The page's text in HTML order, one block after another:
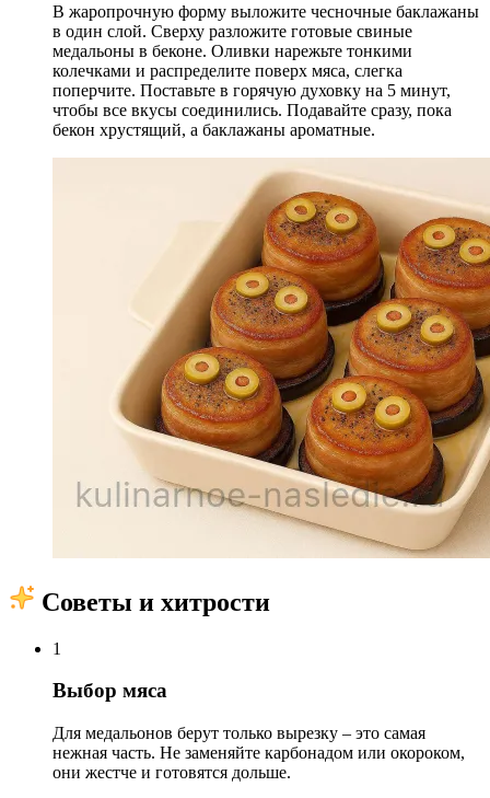
В жаропрочную форму выложите чесночные баклажаны
в один слой. Сверху разложите готовые свиные
медальоны в беконе. Оливки нарежьте тонкими
колечками и распределите поверх мяса, слегка
поперчите. Поставьте в горячую духовку на 5 минут,
чтобы все вкусы соединились. Подавайте сразу, пока
бекон хрустящий, а баклажаны ароматные.
Советы и хитрости
1
Выбор мяса
Для медальонов берут только вырезку – это самая
нежная часть. Не заменяйте карбонадом или окороком,
они жестче и готовятся дольше.